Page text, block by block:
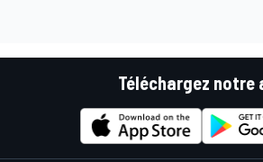
Téléchargez notre